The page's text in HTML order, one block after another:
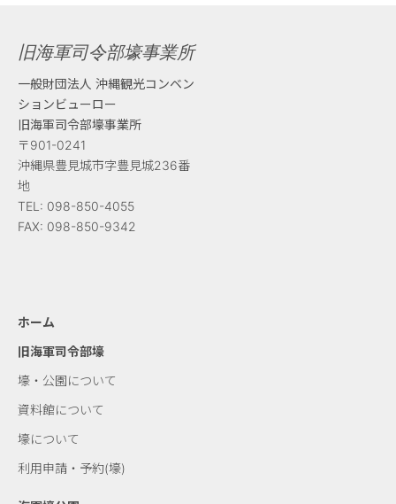
ビ
ゲ
ー
シ
ョ
ン
旧海軍司令部壕事業所
一般財団法人 沖縄観光コンベン
ションビューロー
旧海軍司令部壕事業所
〒901-0241
沖縄県豊見城市字豊見城236番
地
TEL: 098-850-4055
FAX: 098-850-9342
ホーム
旧海軍司令部壕
壕・公園について
資料館について
壕について
利用申請・予約(壕)